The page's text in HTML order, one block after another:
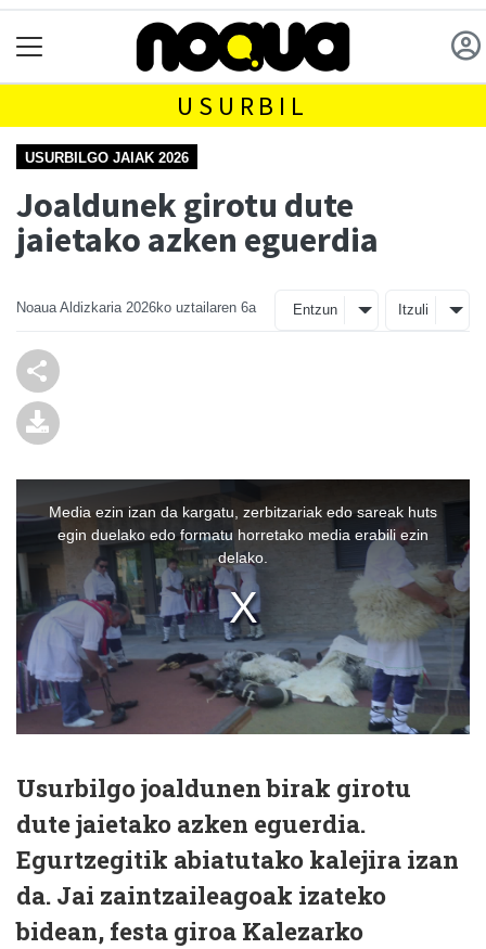
USURBIL
USURBILGO JAIAK 2026
Joaldunek girotu dute
jaietako azken eguerdia
Noaua Aldizkaria 2026ko uztailaren 6a Entzun Itzuli
Usurbilgo joaldunen birak girotu
dute jaietako azken eguerdia.
Egurtzegitik abiatutako kalejira izan
da. Jai zaintzaileagoak izateko
bidean, festa giroa Kalezarko